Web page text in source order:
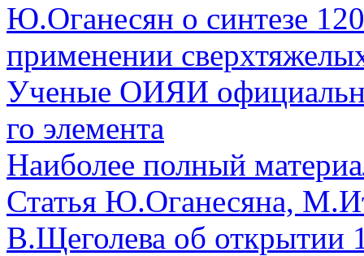
Ю.Оганесян о синтезе
применении
Ученые ОИЯИ
го элемента
Наиболее полный
Статья Ю.Оганесяна,
В.Щеголева об открытии